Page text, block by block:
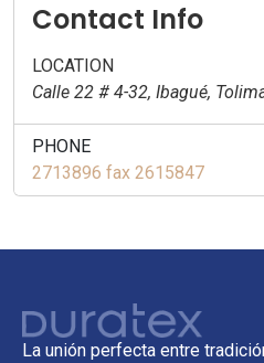
Contact Info
LOCATION
Calle 22 # 4-32, Ibagué,
PHONE
2713896 fax 2615847
La unión perfecta entre